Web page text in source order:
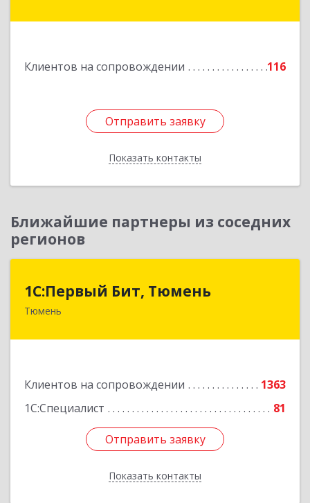
Клиентов на сопровождении 116
Отправить заявку
Показать контакты
Отправить заявку
Назад
Ближайшие партнеры из соседних
регионов
1С:Первый Бит, Тюмень
Тюмень
Клиентов на сопровождении
1363
1С:Специалист
81
Отправить заявку
Показать контакты
1С:Первый Бит, Тюмень
625000, Тюменская обл, Тюмень г, Республики
Отправить заявку
Назад